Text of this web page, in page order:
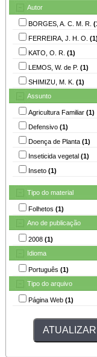
Autor
BORGES, A. C. M. R.
FERREIRA, J. H. O. (1)
KATO, O. R. (1)
LEMOS, W. de P. (1)
SHIMIZU, M. K. (1)
Assunto
Agricultura Familiar (1)
Defensivo (1)
Doença de Planta (1)
Inseticida vegetal (1)
Inseto (1)
Tipo do material
Folhetos (1)
Ano de publicação
2008 (1)
Idioma
Português (1)
Tipo do arquivo
Página Web (1)